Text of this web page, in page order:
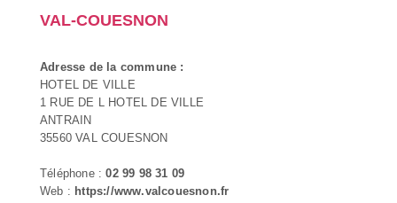
VAL-COUESNON
Adresse de la commune :
HOTEL DE VILLE
1 RUE DE L HOTEL DE VILLE
ANTRAIN
35560 VAL COUESNON
Téléphone :02 99 98 31 09
Web : https://www.valcouesnon.fr